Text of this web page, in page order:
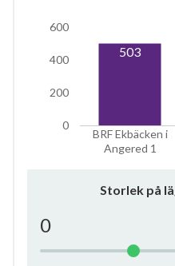
BRF Ekbäcken i
Angered 1
0
200
400
600
503
Storlek på
0